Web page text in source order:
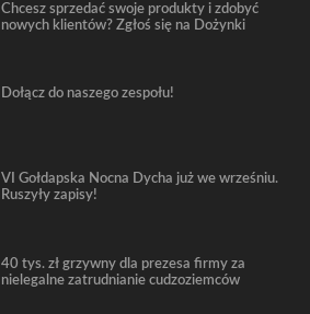
Chcesz sprzedać swoje produkty i zdobyć
nowych klientów? Zgłoś się na Dożynki
Dołącz do naszego zespołu!
VI Gołdapska Nocna Dycha już we wrześniu.
Ruszyły zapisy!
40 tys. zł grzywny dla prezesa firmy za
nielegalne zatrudnianie cudzoziemców